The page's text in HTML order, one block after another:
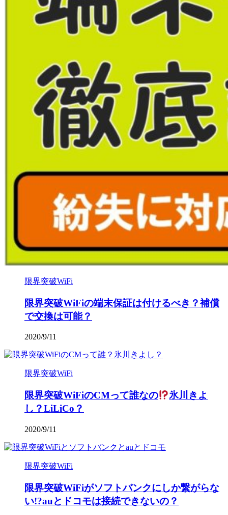
限界突破WiFi
限界突破WiFiの端末保証は付けるべき？補償
で交換は可能？
2020/9/11
限界突破WiFi
限界突破WiFiのCMって誰なの
氷川きよ
し？LiLiCo？
2020/9/11
限界突破WiFi
限界突破WiFiがソフトバンクにしか繋がらな
い!?auとドコモは接続できないの？